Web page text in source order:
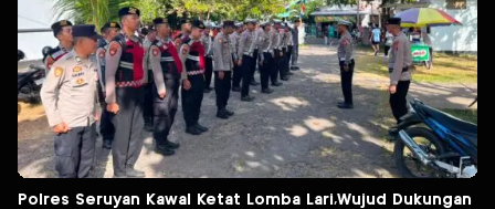
Polres Seruyan Kawal Ketat Lomba Lari,Wujud Dukungan